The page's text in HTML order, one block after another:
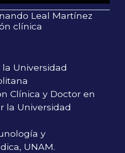
Leal Martínez
clínica
Universidad
Clínica y Doctor en
la Universidad
y
UNAM.